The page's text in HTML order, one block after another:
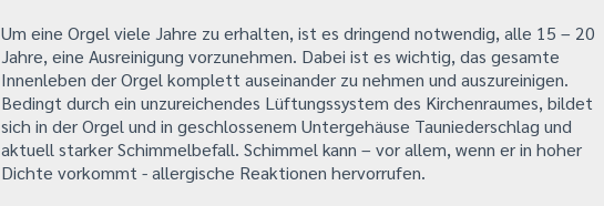
Um eine Orgel viele Jahre zu erhalten, ist es dringend notwendig, alle 15 – 20
Jahre, eine Ausreinigung vorzunehmen. Dabei ist es wichtig, das gesamte
Innenleben der Orgel komplett auseinander zu nehmen und auszureinigen.
Bedingt durch ein unzureichendes Lüftungssystem des Kirchenraumes, bildet
sich in der Orgel und in geschlossenem Untergehäuse Tauniederschlag und
aktuell starker Schimmelbefall. Schimmel kann – vor allem, wenn er in hoher
Dichte vorkommt - allergische Reaktionen hervorrufen.